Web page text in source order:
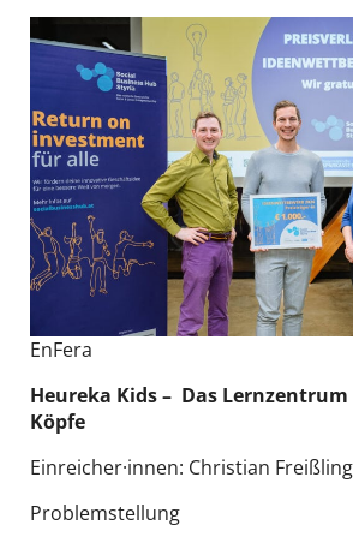
EnFera
Heureka Kids​ – Das
Köpfe
Einreicher·innen: Christian
Problemstellung